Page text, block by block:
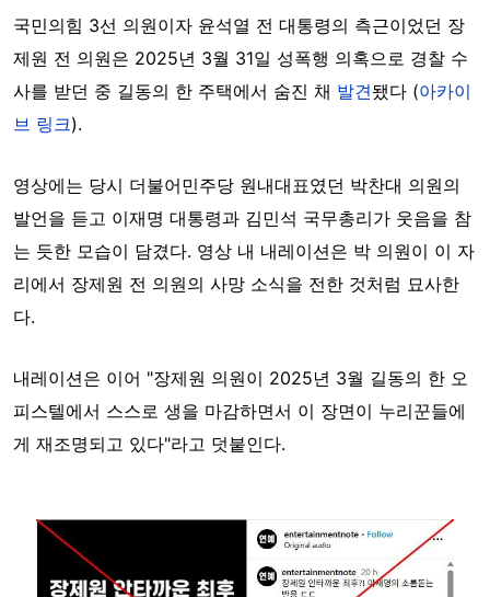
국민의힘 3선 의원이자 윤석열 전 대통령의 측근이었던 장
제원 전 의원은 2025년 3월 31일 성폭행 의혹으로 경찰 수
사를 받던 중 길동의 한 주택에서 숨진 채 발견됐다 (아카이
브 링크).
영상에는 당시 더불어민주당 원내대표였던 박찬대 의원의
발언을 듣고 이재명 대통령과 김민석 국무총리가 웃음을 참
는 듯한 모습이 담겼다. 영상 내 내레이션은 박 의원이 이 자
리에서 장제원 전 의원의 사망 소식을 전한 것처럼 묘사한
다.
내레이션은 이어 "장제원 의원이 2025년 3월 길동의 한 오
피스텔에서 스스로 생을 마감하면서 이 장면이 누리꾼들에
게 재조명되고 있다"라고 덧붙인다.
Image